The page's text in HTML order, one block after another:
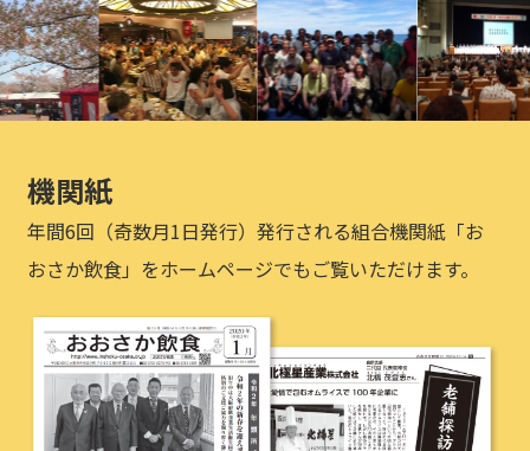
機関紙
年間6回（奇数月1日発行）発行される組合機関紙「お
おさか飲食」をホームページでもご覧いただけます。